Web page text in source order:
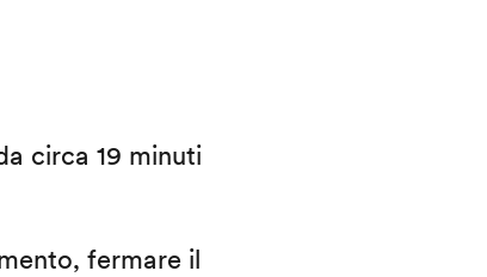
circa 19 minuti
fermare il